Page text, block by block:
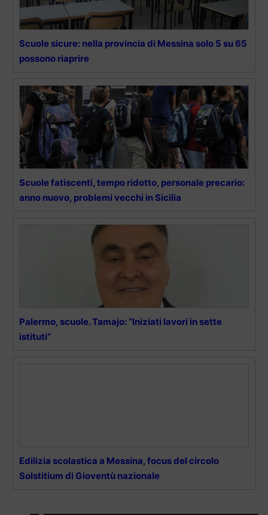
Scuole sicure: nella provincia di Messina solo 5 su 65
possono riaprire
Scuole fatiscenti, tempo ridotto, personale precario:
anno nuovo, problemi vecchi in Sicilia
Palermo, scuole. Tamajo: “Iniziati lavori in sette
istituti”
Edilizia scolastica a Messina, focus del circolo
Solstitium di Gioventù nazionale